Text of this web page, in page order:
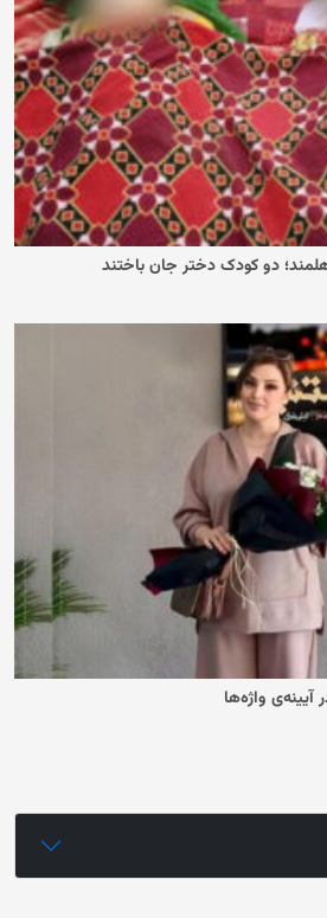
دو کودک دختر جان باختند
واژه‌ها